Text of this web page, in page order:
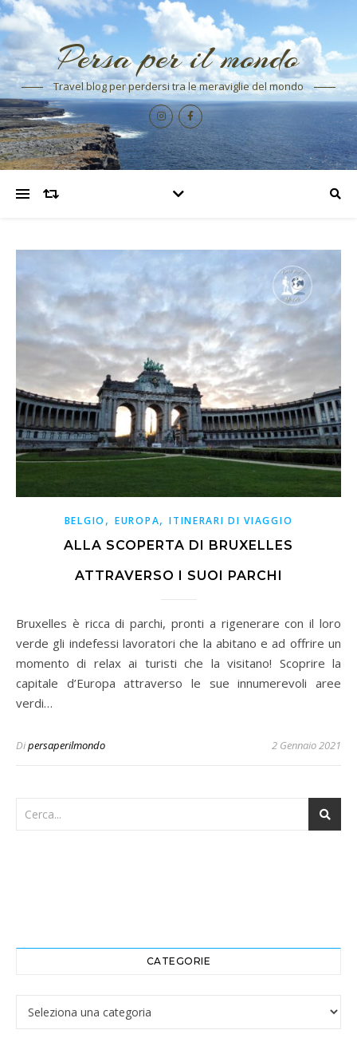
Persa per il mondo
Travel blog per perdersi tra le meraviglie del mondo
BELGIO , EUROPA,ITINERARI DI VIAGGIO
ALLA SCOPERTA DI BRUXELLES
ATTRAVERSO I SUOI PARCHI
Bruxelles è ricca di parchi, pronti a rigenerare con il loro
verde gli indefessi lavoratori che la abitano e ad offrire un
momento di relax ai turisti che la visitano! Scoprire la
capitale d’Europa attraverso le sue innumerevoli aree
verdi…
Dipersaperilmondo 2 Gennaio 2021
CATEGORIE
Categorie